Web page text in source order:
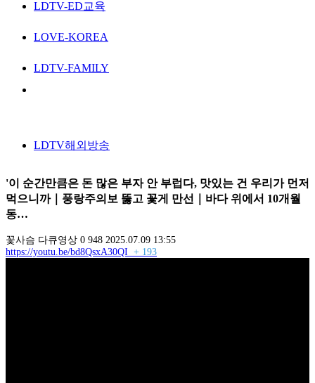
LDTV-ED교육
LOVE-KOREA
LDTV-FAMILY
LDTV해외방송
'이 순간만큼은 돈 많은 부자 안 부럽다, 맛있는 건 우리가 먼저
먹으니까｜풍랑주의보 뚫고 꽃게 만선｜바다 위에서 10개월
동…
꽃사슴 다큐영상 0 948 2025.07.09 13:55
https://youtu.be/bd8QsxA30QI + 193